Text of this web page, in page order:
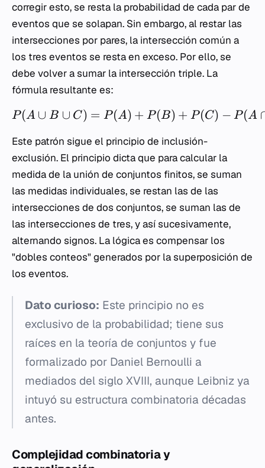
corregir esto, se resta la probabilidad de cada par de
eventos que se solapan. Sin embargo, al restar las
intersecciones por pares, la intersección común a
los tres eventos se resta en exceso. Por ello, se
debe volver a sumar la intersección triple. La
fórmula resultante es:
P(A ∪ B ∪ C) = P(A) + P(B) + P(C) − P (A
Este patrón sigue el principio de inclusión-
exclusión. El principio dicta que para calcular la
medida de la unión de conjuntos finitos, se suman
las medidas individuales, se restan las de las
intersecciones de dos conjuntos, se suman las de
las intersecciones de tres, y así sucesivamente,
alternando signos. La lógica es compensar los
"dobles conteos" generados por la superposición de
los eventos.
Dato curioso: Este principio no es
exclusivo de la probabilidad; tiene sus
raíces en la teoría de conjuntos y fue
formalizado por Daniel Bernoulli a
mediados del siglo XVIII, aunque Leibniz ya
intuyó su estructura combinatoria décadas
antes.
Complejidad combinatoria y